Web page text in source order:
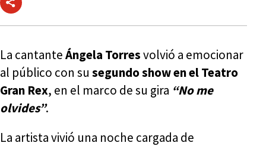
La cantanteÁngela Torresvolvió a emocionar
al público con su segundo show en elTeatro
Gran Rex, en el marco de su gira “No me
olvides”.
La artista vivió una noche cargada de